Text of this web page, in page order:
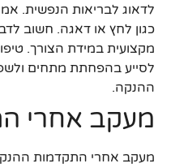
לדאוג לבריאות הנפשית.
כגון לחץ או דאגה. חשוב
מקצועית במידת הצורך.
לסייע בהפחתת מתחים
ההנקה.
מעקב אחרי
מעקב אחרי התקדמות ההנקה